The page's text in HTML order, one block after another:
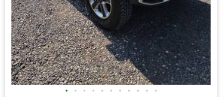
• • • • • • • • • • •